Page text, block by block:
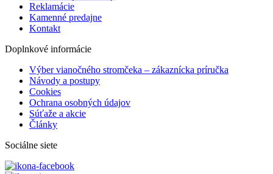
Reklamácie
Kamenné predajne
Kontakt
Doplnkové informácie
Výber vianočného stromčeka – zákaznícka príručka
Návody a postupy
Cookies
Ochrana osobných údajov
Súťaže a akcie
Články
Sociálne siete